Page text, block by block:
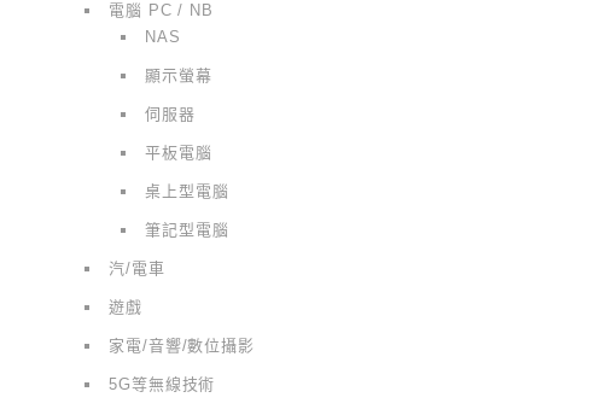
電腦 PC / NB
NAS
顯示螢幕
伺服器
平板電腦
桌上型電腦
筆記型電腦
汽/電車
遊戲
家電/音響/數位攝影
5G等無線技術